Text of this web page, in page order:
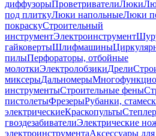
диффузорыПроветривателиЛюки
под плиткуЛюки напольныеЛюки
покраскуСтроительный
инструментЭлектроинструмент
гайковертыШлифмашины
пилыПерфораторы, отбойные
молоткиЭлектролобзикиДрели
миксерыДальномеры
инструментыСтроительные фены
пистолетыФрезерыРубанки,
электрическиеКраскопульты
гвоздезабивателиЭлектрические
электроинструментаАксессуары для